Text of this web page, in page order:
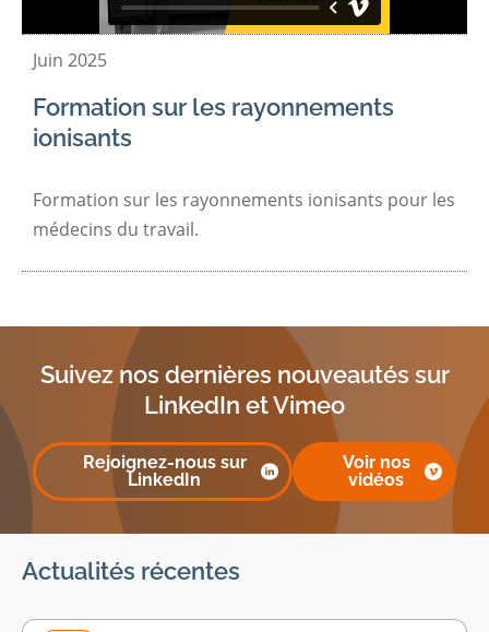
Juin 2025
Formation sur les rayonnements
ionisants
Formation sur les rayonnements ionisants pour les
médecins du travail.
Suivez nos dernières nouveautés sur
LinkedIn et Vimeo
Rejoignez-nous sur
LinkedIn
Voir nos
vidéos
Actualités récentes